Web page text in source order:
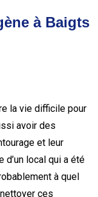
à Baigts
la vie difficile pour
avoir des
et leur
local qui a été
à quel
ces